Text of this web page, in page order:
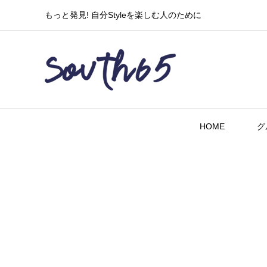
もっと発見! 自分Styleを楽しむ人のために
HOME